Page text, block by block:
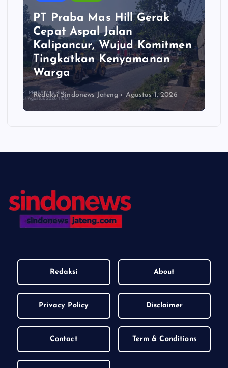
PT Praba Mas Hill Gerak
Cepat Aspal Jalan
Kalipancur, Wujud Komitmen
Tingkatkan Kenyamanan
Warga
Redaksi Sindonews Jateng Agustus 1, 2026
Redaksi About
Privacy Policy Disclaimer
Contact Term & Conditions